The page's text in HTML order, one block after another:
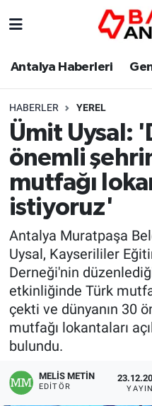
Antalya Haberleri
HABERLER YEREL
Ümit Uysal:
önemli
mutfağı
istiyoruz'
Antalya Muratpaşa
Uysal, Kayserililer
Derneği'nin
etkinliğinde Türk
çekti ve dünyanın 30
mutfağı lokantaları
bulundu.
MELİS METİN
EDITÖR